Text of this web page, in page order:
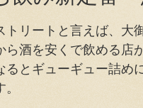
トリートと言えば、大
ら酒を安くで飲める店
るとギューギュー詰め